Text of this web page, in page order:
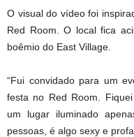
O visual do vídeo foi
Red Room. O local fica
boêmio do East Village.
“Fui convidado para um
festa no Red Room.
um lugar iluminado
pessoas, é algo sexy e